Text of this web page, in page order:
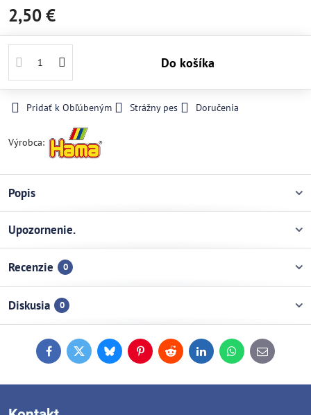
2,50 €
Do košíka
Pridať k Obľúbeným Strážny pes Doručenia
Výrobca:
Popis
Upozornenie.
Recenzie 0
Diskusia 0
FacebookTwitterBlueskyPinterestReddit LinkedInWhatsApp
E-
mail